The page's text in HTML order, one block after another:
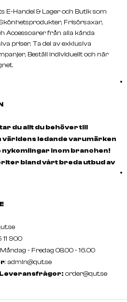
E-Handel & Lager och Butik som
Frisörsaxar,
Accessoarer från alla kända
priser. Ta del av exklusiva
Beställ individuellt och när
du allt du behöver till
världens ledande varumärken
nykomlingar inom branchen!
bland vårt breda utbud av
11 900
Måndag - Fredag 08.00 - 16.00
: admin@qut.se
Leveransfrågor: order@qut.se